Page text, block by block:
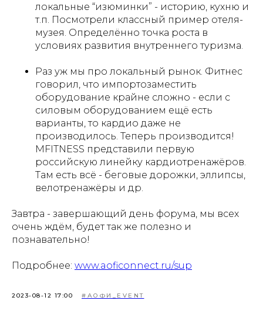
локальные “изюминки” - историю, кухню и
т.п. Посмотрели классный пример отеля-
музея. Определённо точка роста в
условиях развития внутреннего туризма.
Раз уж мы про локальный рынок. Фитнес
говорил, что импортозаместить
оборудование крайне сложно - если с
силовым оборудованием ещё есть
варианты, то кардио даже не
производилось. Теперь производится!
МFITNESS представили первую
российскую линейку кардиотренажёров.
Там есть всё - беговые дорожки, эллипсы,
велотренажёры и др.
Завтра - завершающий день форума, мы всех
очень ждём, будет так же полезно и
познавательно!
Подробнее: www.aoficonnect.ru/sup
2023-08-12 17:00 #АОФИ_EVENT